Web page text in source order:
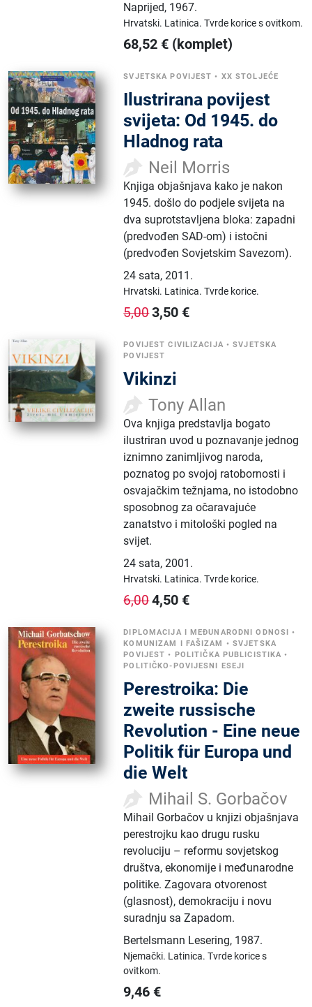
Naprijed, 1967.
Hrvatski. Latinica.Tvrde korice s ovitkom.
68,52 € (komplet)
SVJETSKA POVIJEST • XX STOLJEĆE
Ilustrirana povijest
svijeta: Od 1945. do
Hladnog rata
Neil Morris
Knjiga objašnjava kako je nakon
1945. došlo do podjele svijeta na
dva suprotstavljena bloka: zapadni
(predvođen SAD-om) i istočni
(predvođen Sovjetskim Savezom).
24 sata,2011.
Hrvatski. Latinica.Tvrde korice.
5,003,50 €
POVIJEST CIVILIZACIJA •SVJETSKA
POVIJEST
Vikinzi
Tony Allan
Ova knjiga predstavlja bogato
ilustriran uvod u poznavanje jednog
iznimno zanimljivog naroda,
poznatog po svojoj ratobornosti i
osvajačkim težnjama, no istodobno
sposobnog za očaravajuće
zanatstvo i mitološki pogled na
svijet.
24 sata,2001.
Hrvatski. Latinica.Tvrde korice.
6,004,50 €
DIPLOMACIJA I MEĐUNARODNI ODNOSI
•
KOMUNIZAM I FAŠIZAM
• SVJETSKA
POVIJEST • POLITIČKA PUBLICISTIKA •
POLITIČKO-POVIJESNI ESEJI
Perestroika: Die
zweite russische
Revolution - Eine neue
Politik für Europa und
die Welt
Mihail S. Gorbačov
Mihail Gorbačov u knjizi objašnjava
perestrojku kao drugu rusku
revoluciju – reformu sovjetskog
društva, ekonomije i međunarodne
politike. Zagovara otvorenost
(glasnost), demokraciju i novu
suradnju sa Zapadom.
Bertelsmann Lesering, 1987.
Njemački. Latinica.Tvrde korice s
ovitkom.
9,46 €